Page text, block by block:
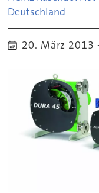
Deutschland
20. März